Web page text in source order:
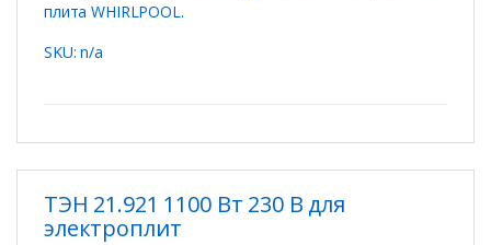
плита WHIRLPOOL.
SKU: n/a
ТЭН 21.921 1100 Вт 230 В для
электроплит